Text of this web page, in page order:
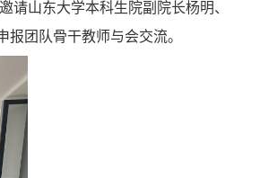
请山东大学本科生院副院长杨明、
团队骨干教师与会交流。